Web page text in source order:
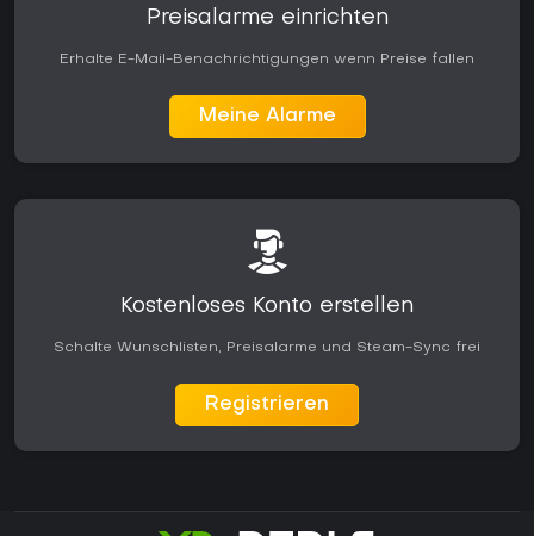
Preisalarme einrichten
Erhalte E-Mail-Benachrichtigungen wenn Preise fallen
Meine Alarme
Kostenloses Konto erstellen
Schalte Wunschlisten, Preisalarme und Steam-Sync frei
Registrieren